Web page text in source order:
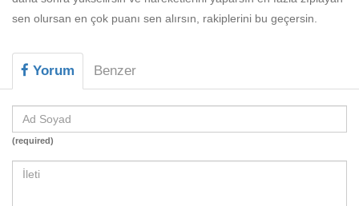
sen olursan en çok puanı sen alırsın, rakiplerini bu geçersin.
Yorum Benzer
(required)